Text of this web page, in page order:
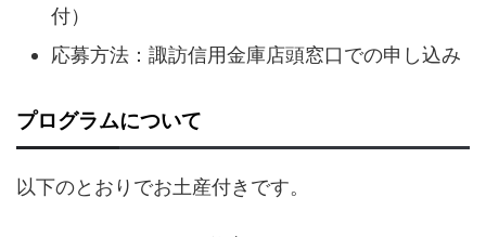
付）
応募方法：諏訪信用金庫店頭窓口での申し込み
プログラムについて
以下のとおりでお土産付きです。